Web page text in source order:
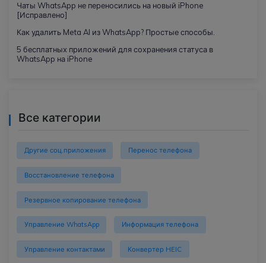
Чаты WhatsApp не переносились на новый iPhone
[Исправлено]
Как удалить Meta AI из WhatsApp? Простые способы.
5 бесплатных приложений для сохранения статуса в
WhatsApp на iPhone
Все категории
Другие соц.приложения Перенос телефона
Восстановление телефона
Резервное копирование телефона
Управление WhatsApp Информация телефона
Управление контактами Конвертер HEIC